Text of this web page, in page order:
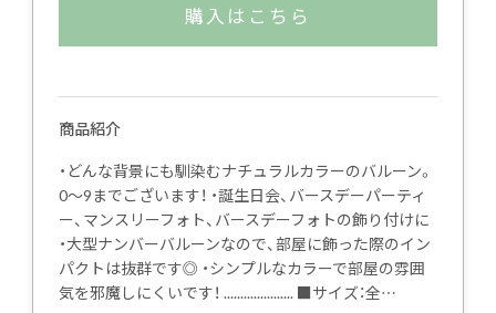
購入はこちら
商品紹介
・どんな背景にも馴染むナチュラルカラーのバルーン。
0〜9までございます！ ・誕生日会、バースデーパーティ
ー、マンスリーフォト、バースデーフォトの飾り付けに
・大型ナンバーバルーンなので、部屋に飾った際のイン
パクトは抜群です◎ ・シンプルなカラーで部屋の雰囲
気を邪魔しにくいです！ ..................... ■サイズ：全…